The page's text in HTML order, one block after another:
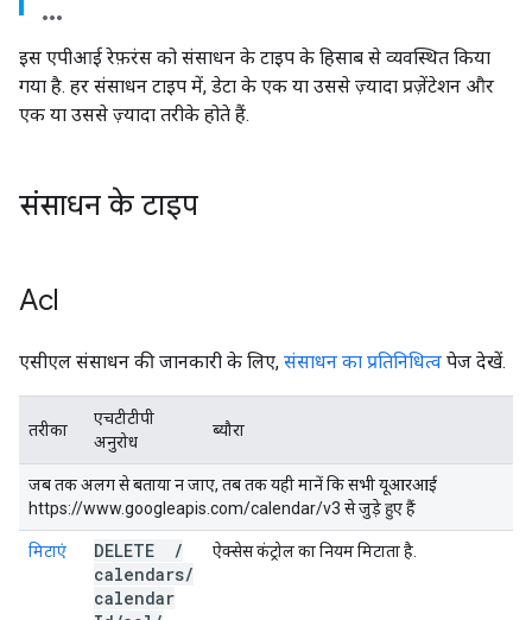
इस एपीआई रेफ़रंस को संसाधन के टाइप के हिसाब से व्यवस्थित किया
गया है. हर संसाधन टाइप में, डेटा के एक या उससे ज़्यादा प्रज़ेंटेशन और
एक या उससे ज़्यादा तरीके होते हैं.
संसाधन के टाइप
Acl
एसीएल संसाधन की जानकारी के लिए, संसाधन का प्रतिनिधित्व पेज देखें.
तरीका
एचटीटीपी
अनुरोध
ब्यौरा
जब तक अलग से बताया न जाए, तब तक यही मानें कि सभी यूआरआई
https://www.googleapis.com/calendar/v3 से जुड़े हुए हैं
मिटाएं DELETE
/
calendars/
calendar
ऐक्सेस कंट्रोल का नियम मिटाता है.